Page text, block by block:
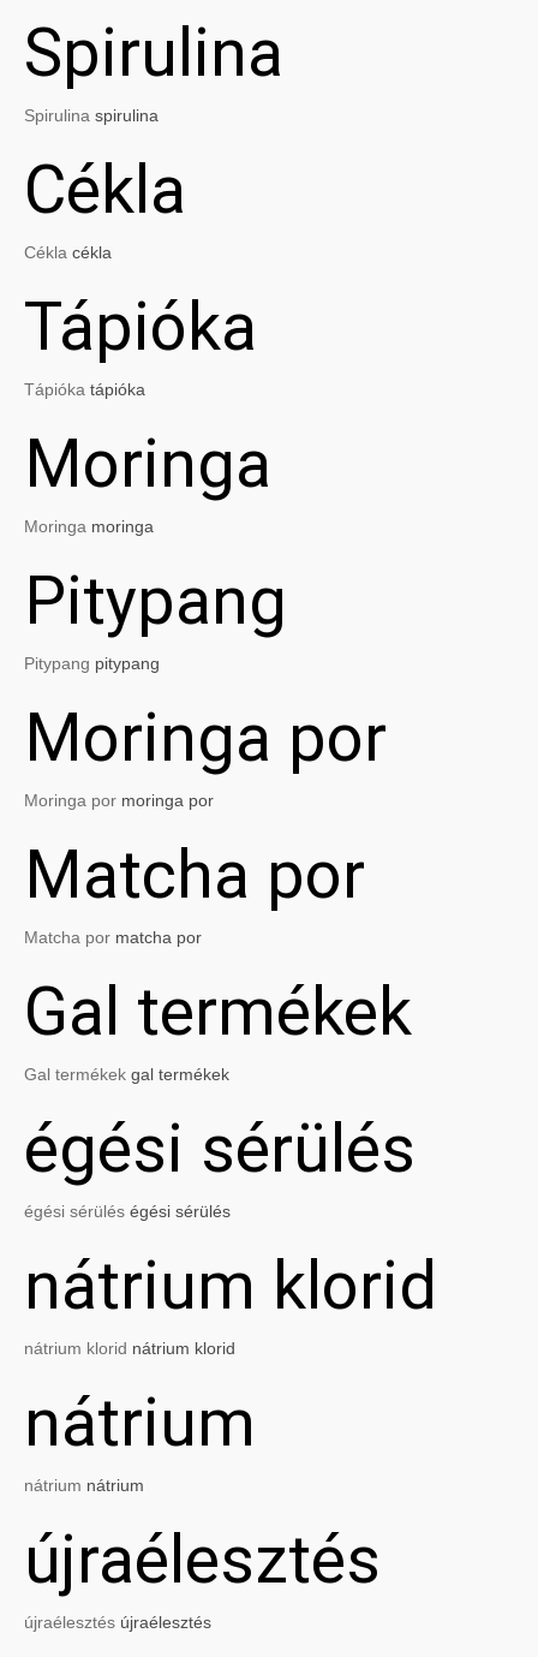
Spirulina
Spirulina spirulina
Cékla
Cékla cékla
Tápióka
Tápióka tápióka
Moringa
Moringa moringa
Pitypang
Pitypang pitypang
Moringa por
Moringa por moringa por
Matcha por
Matcha por matcha por
Gal termékek
Gal termékek gal termékek
égési sérülés
égési sérülés égési sérülés
nátrium klorid
nátrium klorid nátrium klorid
nátrium
nátrium nátrium
újraélesztés
újraélesztés újraélesztés